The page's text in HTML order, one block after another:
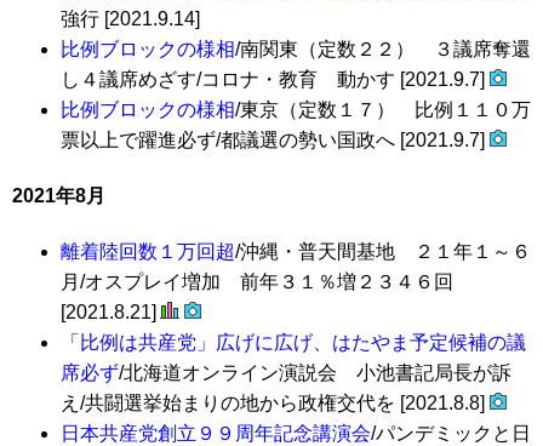
強行 [2021.9.14]
比例ブロックの様相/南関東（定数２２） ３議席奪還
し４議席めざす/コロナ・教育 動かす [2021.9.7]
比例ブロックの様相/東京（定数１７） 比例１１０万
票以上で躍進必ず/都議選の勢い国政へ [2021.9.7]
2021年8月
離着陸回数１万回超/沖縄・普天間基地 ２１年１～６
月/オスプレイ増加 前年３１％増２３４６回
[2021.8.21]
「比例は共産党」広げに広げ、はたやま予定候補の議
席必ず/北海道オンライン演説会 小池書記局長が訴
え/共闘選挙始まりの地から政権交代を [2021.8.8]
日本共産党創立９９周年記念講演会/パンデミックと日